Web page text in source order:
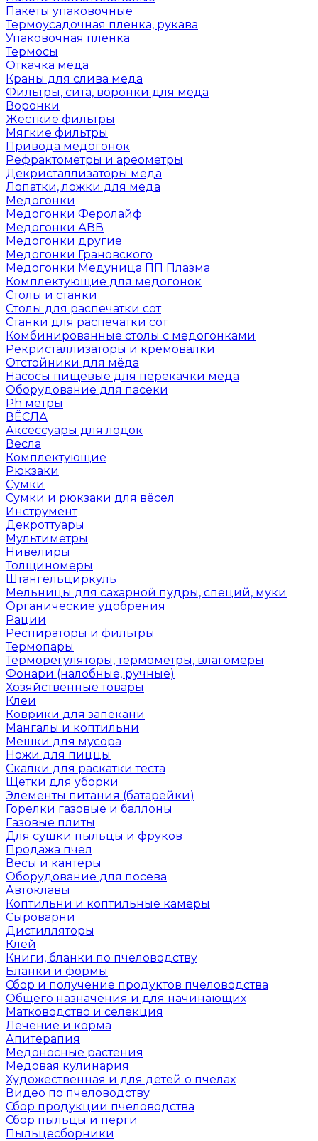
Пакеты упаковочные
Термоусадочная пленка, рукава
Упаковочная пленка
Термосы
Откачка меда
Краны для слива меда
Фильтры, сита, воронки для меда
Воронки
Жесткие фильтры
Мягкие фильтры
Привода медогонок
Рефрактометры и ареометры
Декристаллизаторы меда
Лопатки, ложки для меда
Медогонки
Медогонки Феролайф
Медогонки АВВ
Медогонки другие
Медогонки Грановского
Медогонки Медуница ПП Плазма
Комплектующие для медогонок
Столы и станки
Столы для распечатки сот
Станки для распечатки сот
Комбинированные столы с медогонками
Рекристаллизаторы и кремовалки
Отстойники для мёда
Насосы пищевые для перекачки меда
Оборудование для пасеки
Ph метры
ВЁСЛА
Аксессуары для лодок
Весла
Комплектующие
Рюкзаки
Сумки
Сумки и рюкзаки для вёсел
Инструмент
Декроттуары
Мультиметры
Нивелиры
Толщиномеры
Штангельциркуль
Мельницы для сахарной пудры, специй, муки
Органические удобрения
Рации
Респираторы и фильтры
Термопары
Терморегуляторы, термометры, влагомеры
Фонари (налобные, ручные)
Хозяйственные товары
Клеи
Коврики для запекани
Мангалы и коптильни
Мешки для мусора
Ножи для пиццы
Скалки для раскатки теста
Щетки для уборки
Элементы питания (батарейки)
Горелки газовые и баллоны
Газовые плиты
Для сушки пыльцы и фруков
Продажа пчел
Весы и кантеры
Оборудование для посева
Автоклавы
Коптильни и коптильные камеры
Сыроварни
Дистилляторы
Клей
Книги, бланки по пчеловодству
Бланки и формы
Сбор и получение продуктов пчеловодства
Общего назначения и для начинающих
Матководство и селекция
Лечение и корма
Апитерапия
Медоносные растения
Медовая кулинария
Художественная и для детей о пчелах
Видео по пчеловодству
Сбор продукции пчеловодства
Сбор пыльцы и перги
Пыльцесборники